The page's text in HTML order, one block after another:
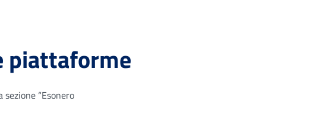
piattaforme
“Esonero